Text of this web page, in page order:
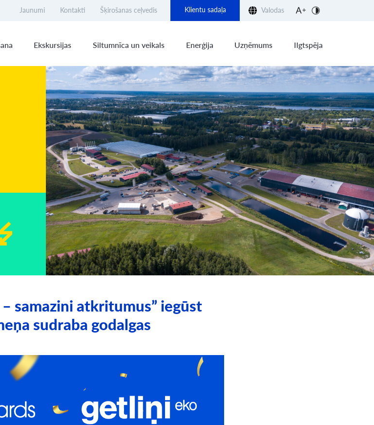
Jaunumi Kontakti Šķirošanas ceļvedis Klientu sadaļa Valodas
Ekskursijas Siltumnīca un veikals Enerģija Uzņēmums Ilgtspēja
samazini atkritumus” iegūst
sudraba godalgas